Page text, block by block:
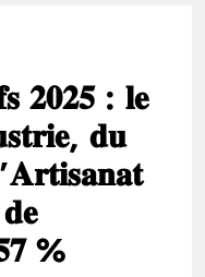
𝟐𝟎𝟐𝟓 : 𝐥𝐞
𝐝𝐮
%